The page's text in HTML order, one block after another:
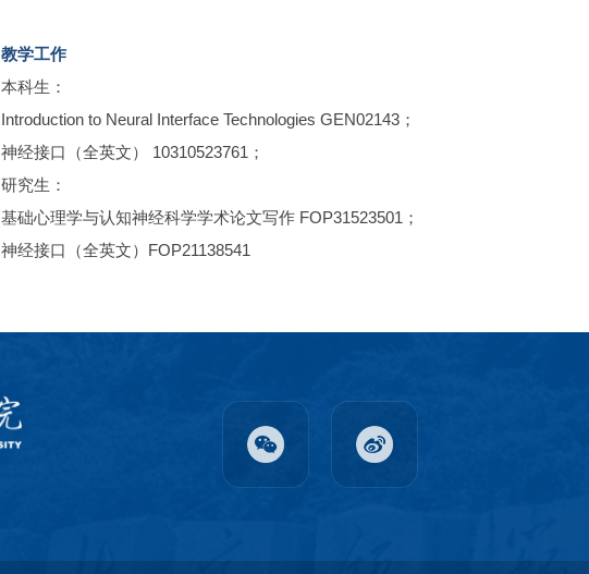
教学工作
本科生：
Introduction to Neural Interface Technologies GEN02143；
神经接口（全英文） 10310523761；
研究生：
基础心理学与认知神经科学学术论文写作 FOP31523501；
神经接口（全英文）FOP21138541